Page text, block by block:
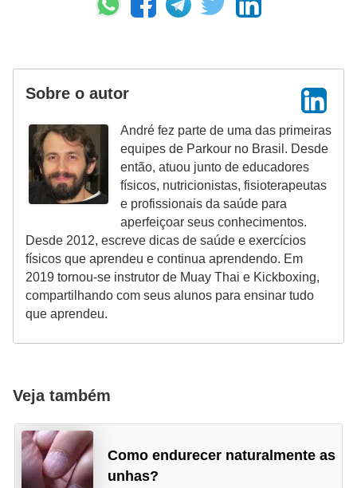
Sobre o autor
André fez parte de uma das primeiras
equipes de Parkour no Brasil. Desde
então, atuou junto de educadores
físicos, nutricionistas, fisioterapeutas
e profissionais da saúde para
aperfeiçoar seus conhecimentos.
Desde 2012, escreve dicas de saúde e exercícios
físicos que aprendeu e continua aprendendo. Em
2019 tornou-se instrutor de Muay Thai e Kickboxing,
compartilhando com seus alunos para ensinar tudo
que aprendeu.
Veja também
Como endurecer naturalmente as
unhas?